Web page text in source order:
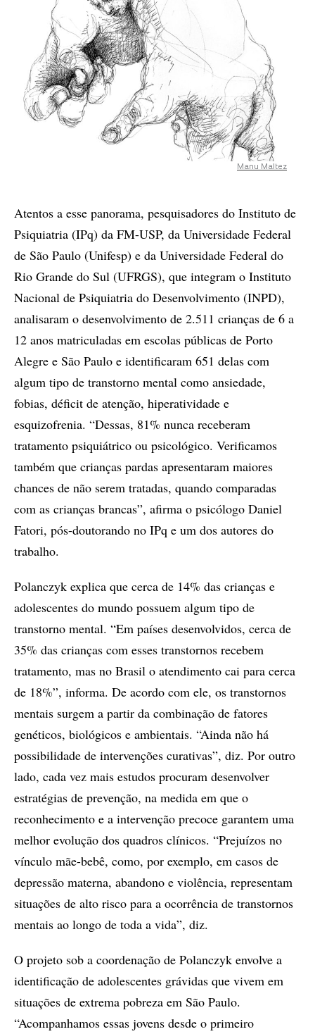
Manu Maltez
Atentos a esse panorama, pesquisadores do Instituto de
Psiquiatria (IPq) da FM-USP, da Universidade Federal
de São Paulo (Unifesp) e da Universidade Federal do
Rio Grande do Sul (UFRGS), que integram o Instituto
Nacional de Psiquiatria do Desenvolvimento (INPD),
analisaram o desenvolvimento de 2.511 crianças de 6 a
12 anos matriculadas em escolas públicas de Porto
Alegre e São Paulo e identificaram 651 delas com
algum tipo de transtorno mental como ansiedade,
fobias, déficit de atenção, hiperatividade e
esquizofrenia. “Dessas, 81% nunca receberam
tratamento psiquiátrico ou psicológico. Verificamos
também que crianças pardas apresentaram maiores
chances de não serem tratadas, quando comparadas
com as crianças brancas”, afirma o psicólogo Daniel
Fatori, pós-doutorando no IPq e um dos autores do
trabalho.
Polanczyk explica que cerca de 14% das crianças e
adolescentes do mundo possuem algum tipo de
transtorno mental. “Em países desenvolvidos, cerca de
35% das crianças com esses transtornos recebem
tratamento, mas no Brasil o atendimento cai para cerca
de 18%”, informa. De acordo com ele, os transtornos
mentais surgem a partir da combinação de fatores
genéticos, biológicos e ambientais. “Ainda não há
possibilidade de intervenções curativas”, diz. Por outro
lado, cada vez mais estudos procuram desenvolver
estratégias de prevenção, na medida em que o
reconhecimento e a intervenção precoce garantem uma
melhor evolução dos quadros clínicos. “Prejuízos no
vínculo mãe-bebê, como, por exemplo, em casos de
depressão materna, abandono e violência, representam
situações de alto risco para a ocorrência de transtornos
mentais ao longo de toda a vida”, diz.
O projeto sob a coordenação de Polanczyk envolve a
identificação de adolescentes grávidas que vivem em
situações de extrema pobreza em São Paulo.
“Acompanhamos essas jovens desde o primeiro